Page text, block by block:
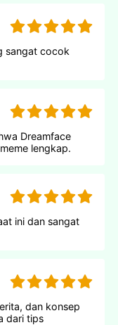
sangat cocok
Dreamface
lengkap.
ini dan sangat
dan konsep
dari tips